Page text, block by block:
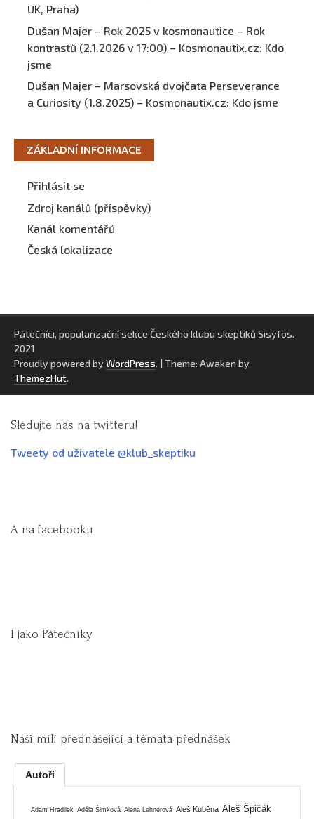
UK, Praha)
Dušan Majer – Rok 2025 v kosmonautice – Rok
kontrastů (2.1.2026 v 17:00) – Kosmonautix.cz: Kdo
jsme
Dušan Majer – Marsovská dvojčata Perseverance
a Curiosity (1.8.2025) – Kosmonautix.cz: Kdo jsme
ZÁKLADNÍ INFORMACE
Přihlásit se
Zdroj kanálů (příspěvky)
Kanál komentářů
Česká lokalizace
Pátečníci, popularizační sekce Českého klubu skeptiků Sisyfos.
2021
Proudly powered by WordPress. | Theme: Awaken by
ThemezHut.
Sledujte nás na twitteru!
Tweety od uživatele @klub_skeptiku
A na facebooku
I jako Pátečníky
Naši milí přednášející a témata přednášek
Autoři
Adam Hradilek Adéla Šimková Alena Lehnerová Aleš Kuběna Aleš Špičák